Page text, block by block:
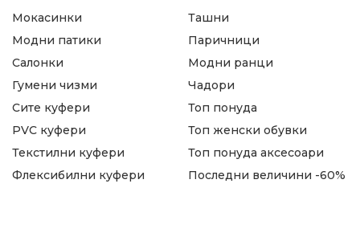
Мокасинки
Модни патики
Салонки
Гумени чизми
Ташни
Паричници
Модни ранци
Чадори
Сите куфери
PVC куфери
Текстилни куфери
Флексибилни куфери
Топ понуда
Топ женски обувки
Топ понуда аксесоари
Последни величини -60%